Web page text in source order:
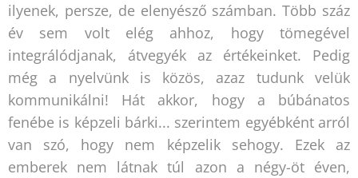
ilyenek, persze, de elenyésző számban. Több száz
év sem volt elég ahhoz, hogy tömegével
integrálódjanak, átvegyék az értékeinket. Pedig
még a nyelvünk is közös, azaz tudunk velük
kommunikálni! Hát akkor, hogy a búbánatos
fenébe is képzeli bárki... szerintem egyébként arról
van szó, hogy nem képzelik sehogy. Ezek az
emberek nem látnak túl azon a négy-öt éven,